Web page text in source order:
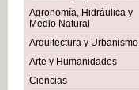
Agronomía, Hidráulica y
Medio Natural
Arquitectura y Urbanismo
Arte y Humanidades
Ciencias